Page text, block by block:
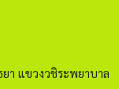
า แขวงวชิระพยาบาล